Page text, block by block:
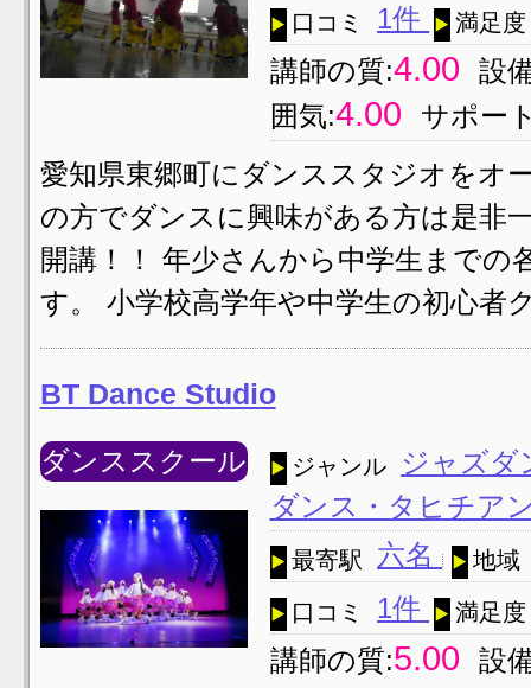
口コミ 1件 満足度
講師の質:4.00
設
囲気:4.00
サポー
愛知県東郷町にダンススタジオをオ
の方でダンスに興味がある方は是非
開講！！ 年少さんから中学生まで
す。 小学校高学年や中学生の初心
BT Dance Studio
ダンススクール ジャンル
ジャズ
ダンス・タヒチア
最寄駅 六名 地域
口コミ 1件 満足度
講師の質:5.00 設